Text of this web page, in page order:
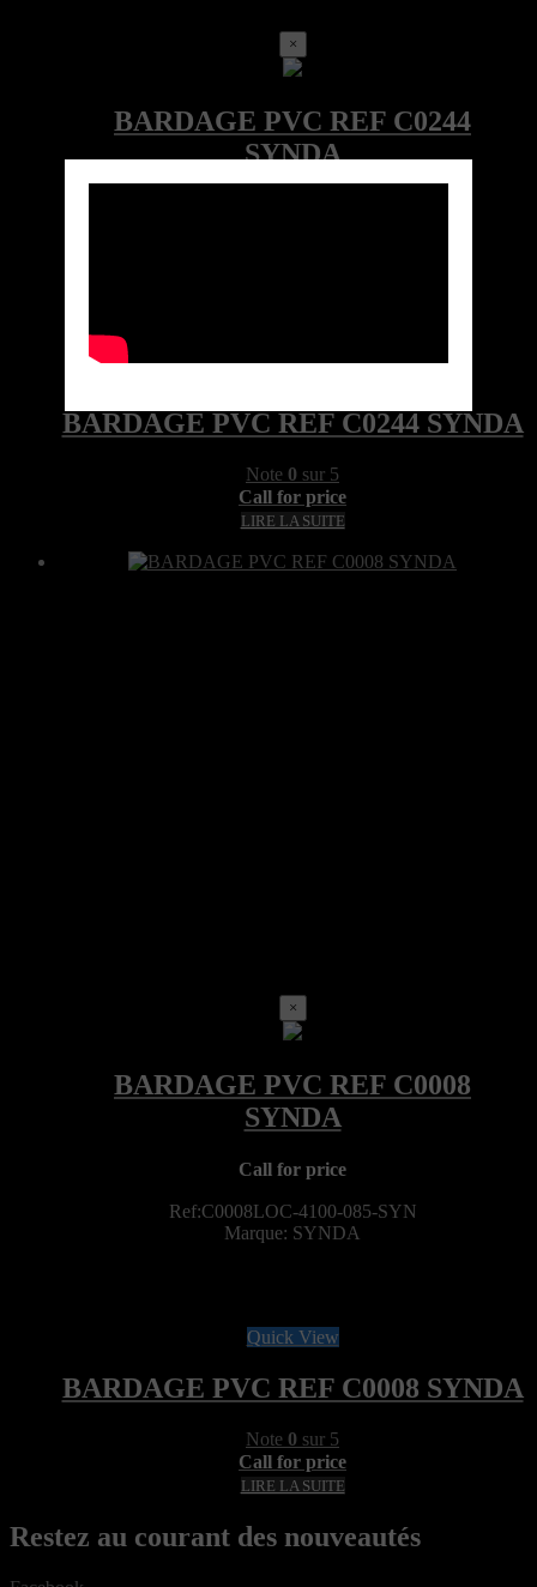
×
BARDAGE PVC REF C0244 SYNDA
Note 0 sur 5
Call for price
LIRE LA SUITE
×
Call for price
Ref:C0008LOC-4100-085-SYN
Marque: SYNDA
Quick View
BARDAGE PVC REF C0008 SYNDA
Note 0 sur 5
Call for price
LIRE LA SUITE
Restez au courant des nouveautés